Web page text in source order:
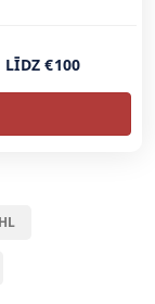
LĪDZ €100